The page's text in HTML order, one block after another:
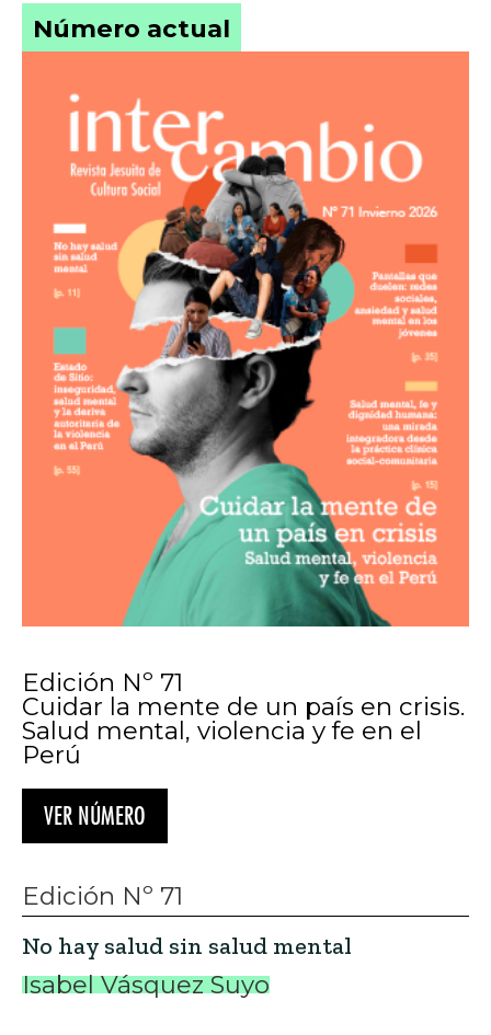
Número actual
Edición Nº 71
Cuidar la mente de un país en crisis.
Salud mental, violencia y fe en el
Perú
VER NÚMERO
Edición Nº 71
No hay salud sin salud mental
Isabel Vásquez Suyo